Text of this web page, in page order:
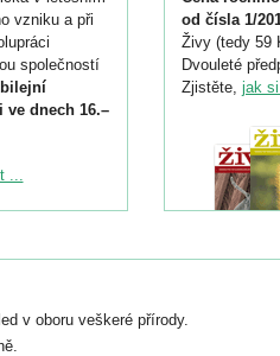
vzniku a při
společností
dnech 16.–
září.
nebo
...
od čísla 1/
Živy (tedy 59
Dvouleté
Zjistěte, jak
v oboru veškeré přírody.